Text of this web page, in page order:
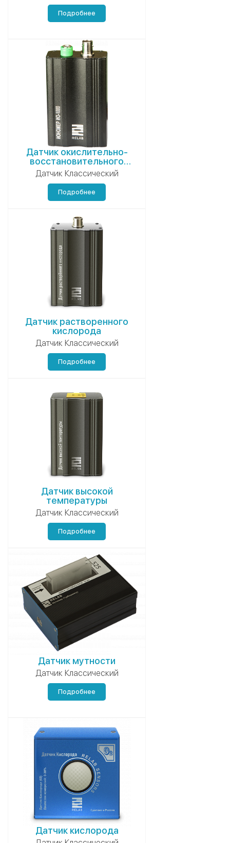
Подробнее
Датчик окислительно-
восстановительного
потенциала
Датчик Классический
Подробнее
Датчик растворенного
кислорода
Датчик Классический
Подробнее
Датчик высокой
температуры
Датчик Классический
Подробнее
Датчик мутности
Датчик Классический
Подробнее
Датчик кислорода